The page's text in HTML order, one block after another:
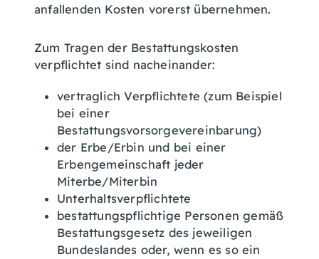
anfallenden Kosten vorerst übernehmen.
Zum Tragen der Bestattungskosten
verpflichtet sind nacheinander:
vertraglich Verpflichtete (zum Beispiel
bei einer
Bestattungsvorsorgevereinbarung)
der Erbe/Erbin und bei einer
Erbengemeinschaft jeder
Miterbe/Miterbin
Unterhaltsverpflichtete
bestattungspflichtige Personen gemäß
Bestattungsgesetz des jeweiligen
Bundeslandes oder, wenn es so ein